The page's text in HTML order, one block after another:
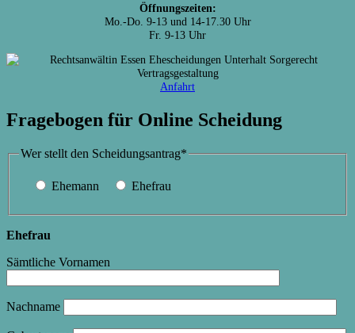
Öffnungszeiten:
Mo.-Do. 9-13 und 14-17.30 Uhr
Fr. 9-13 Uhr
Anfahrt
Fragebogen für Online Scheidung
Wer stellt den Scheidungsantrag*
Ehemann Ehefrau
Ehefrau
Sämtliche Vornamen
Nachname